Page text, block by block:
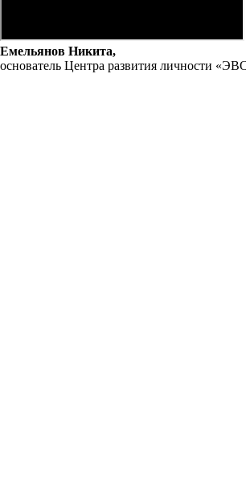
Емельянов Никита,
основатель Центра развития личности